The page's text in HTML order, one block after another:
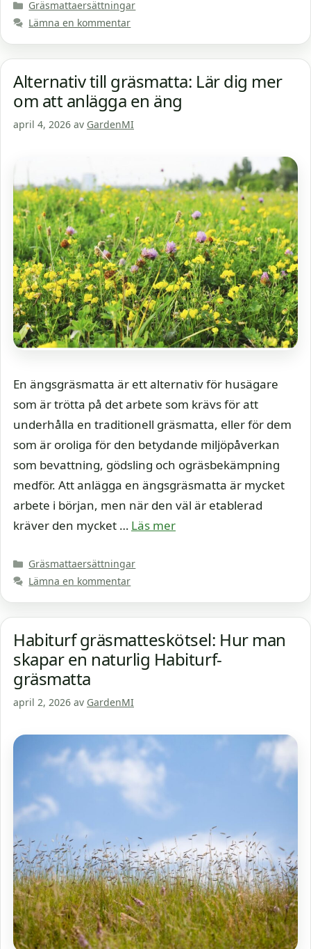
Kategorier
Gräsmattaersättningar
Lämna en kommentar
Alternativ till gräsmatta: Lär dig mer
om att anlägga en äng
april 4, 2026 av GardenMI
En ängsgräsmatta är ett alternativ för husägare
som är trötta på det arbete som krävs för att
underhålla en traditionell gräsmatta, eller för dem
som är oroliga för den betydande miljöpåverkan
som bevattning, gödsling och ogräsbekämpning
medför. Att anlägga en ängsgräsmatta är mycket
arbete i början, men när den väl är etablerad
kräver den mycket … Läs mer
Kategorier
Gräsmattaersättningar
Lämna en kommentar
Habiturf gräsmatteskötsel: Hur man
skapar en naturlig Habiturf-
gräsmatta
april 2, 2026 av GardenMI